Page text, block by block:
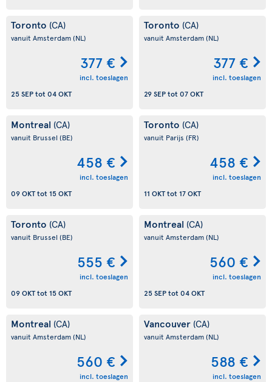
Toronto (CA)
vanuit Amsterdam(NL)
377 €
incl. toeslagen
25 SEPtot 04 OKT
Toronto (CA)
vanuit Amsterdam(NL)
377 €
incl. toeslagen
29 SEPtot 07 OKT
Montreal (CA)
vanuit Brussel (BE)
458 €
incl. toeslagen
09 OKTtot 15 OKT
Toronto (CA)
vanuit Parijs (FR)
458 €
incl. toeslagen
11 OKTtot 17 OKT
Toronto (CA)
vanuit Brussel (BE)
555 €
incl. toeslagen
09 OKTtot 15 OKT
Montreal (CA)
vanuit Amsterdam(NL)
560 €
incl. toeslagen
25 SEPtot 04 OKT
Montreal (CA)
vanuit Amsterdam(NL)
560 €
incl. toeslagen
Vancouver (CA)
vanuit Amsterdam(NL)
588 €
incl. toeslagen